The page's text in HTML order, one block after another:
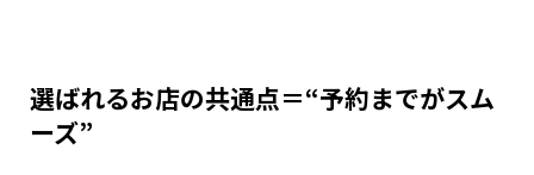
選ばれるお店の共通点＝“予約までがスム
ーズ”